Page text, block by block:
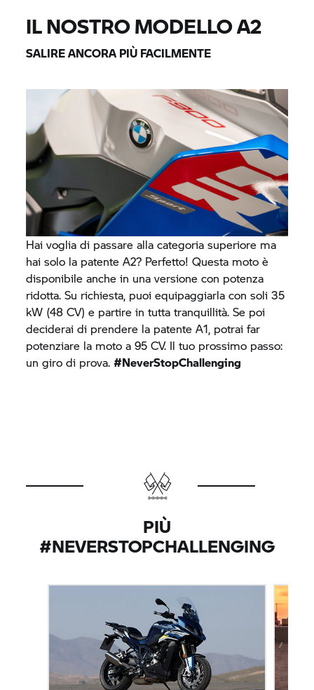
IL NOSTRO MODELLO A2
SALIRE ANCORA PIÙ FACILMENTE
Hai voglia di passare alla categoria superiore ma
hai solo la patente A2? Perfetto! Questa moto è
disponibile anche in una versione con potenza
ridotta. Su richiesta, puoi equipaggiarla con soli 35
kW (48 CV) e partire in tutta tranquillità. Se poi
deciderai di prendere la patente A1, potrai far
potenziare la moto a 95 CV. Il tuo prossimo passo:
un giro di prova.#NeverStopChallenging
PIÙ
#NEVERSTOPCHALLENGING